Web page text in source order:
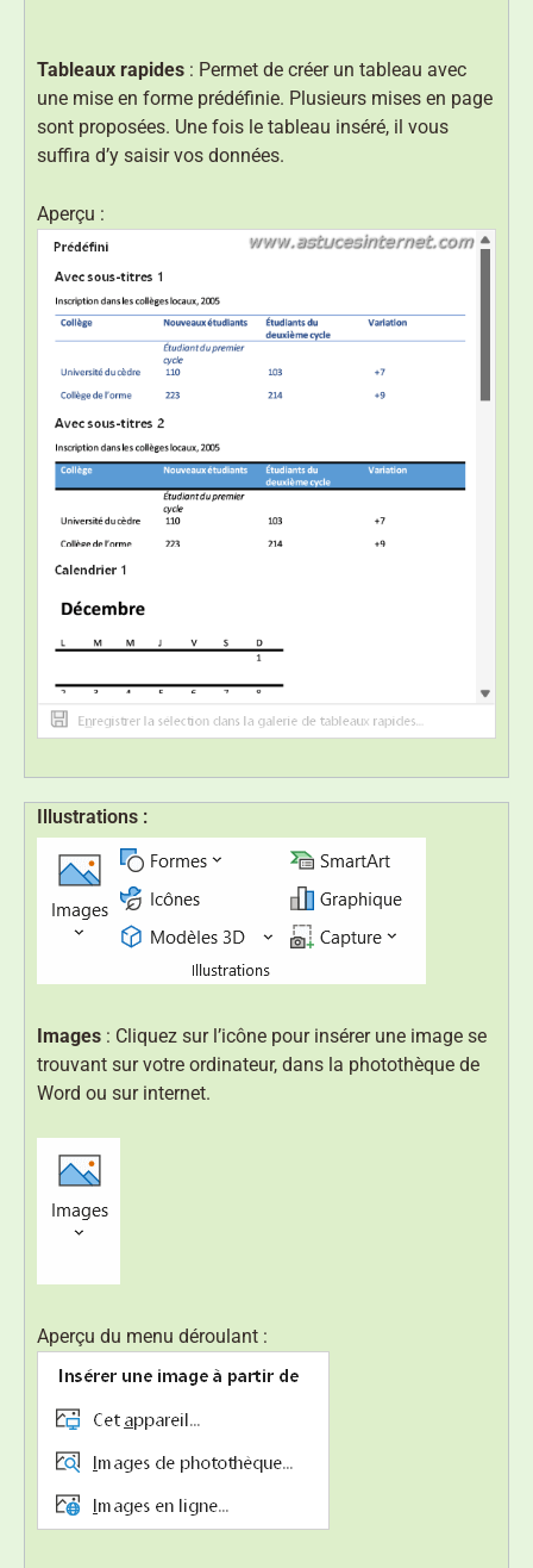
Tableaux rapides : Permet de créer un tableau avec
une mise en forme prédéfinie. Plusieurs mises en page
sont proposées. Une fois le tableau inséré, il vous
suffira d’y saisir vos données.
Aperçu :
Illustrations :
Images : Cliquez sur l’icône pour insérer une image se
trouvant sur votre ordinateur, dans la photothèque de
Word ou sur internet.
Aperçu du menu déroulant :